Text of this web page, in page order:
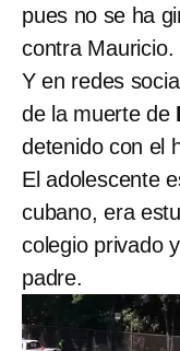
pues no se ha
contra Mauricio.
Y en redes
de la muerte de
detenido con el
El adolescente
cubano, era
colegio privado
padre.